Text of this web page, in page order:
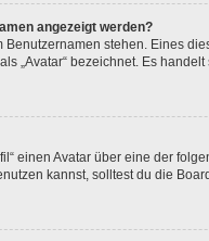
angezeigt werden?
stehen. Eines
„Avatar“ bezeichnet. Es
einen Avatar über eine der
kannst, solltest du die